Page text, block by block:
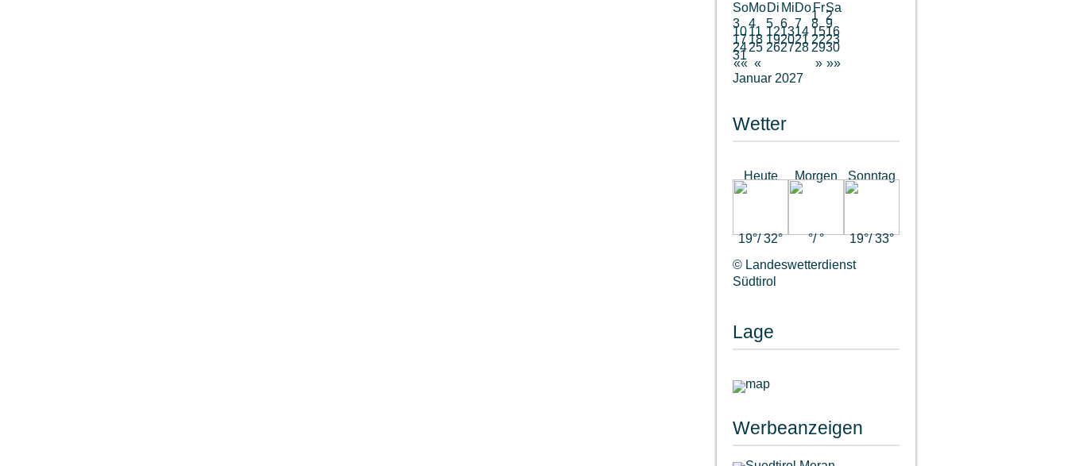
SoMoDi MiDoFrSa
1 2
3 4 5 6 7 8 9
1011 121314 1516
1718 192021 2223
2425 2627282930
31
«« « » »»
Januar 2027
Wetter
Heute
19°/ 32°
Morgen
°/ °
Sonntag
19°/ 33°
© Landeswetterdienst
Südtirol
Lage
Werbeanzeigen